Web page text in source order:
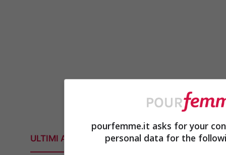
ULTIMI ARTICOLI
pourfemme.it asks for your
personal data for the